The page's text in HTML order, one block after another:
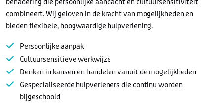
benadering die persoonlijke aandacht en cultuursensitiviteit
combineert. Wij geloven in de kracht van mogelijkheden en
bieden flexibele, hoogwaardige hulpverlening.
Persoonlijke aanpak
Cultuursensitieve werkwijze
Denken in kansen en handelen vanuit de mogelijkheden
Gespecialiseerde hulpverleners die continu worden
bijgeschoold